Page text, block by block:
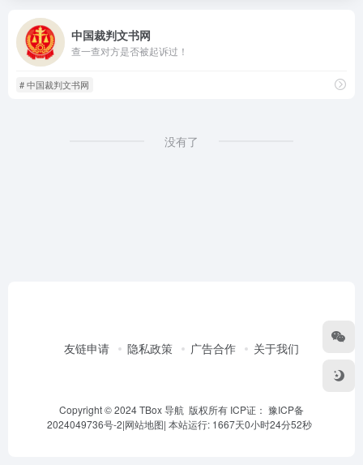
中国裁判文书网
查一查对方是否被起诉过！
# 中国裁判文书网
没有了
友链申请 隐私政策 广告合作 关于我们
Copyright © 2024 TBox 导航 版权所有 ICP证： 豫ICP备
2024049736号-2|网站地图| 本站运行: 1667天0小时24分52秒